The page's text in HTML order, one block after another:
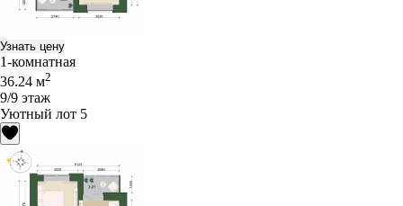
Узнать цену
1-комнатная
36.24 м2
9/9 этаж
Уютный лот 5